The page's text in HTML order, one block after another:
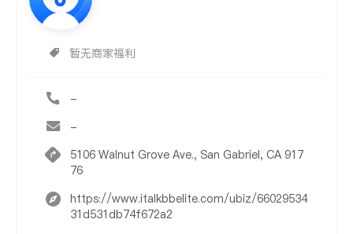
暂无商家福利
-
-
5106 Walnut Grove Ave., San Gabriel, CA 917
76
https://www.italkbbelite.com/ubiz/66029534
31d531db74f672a2